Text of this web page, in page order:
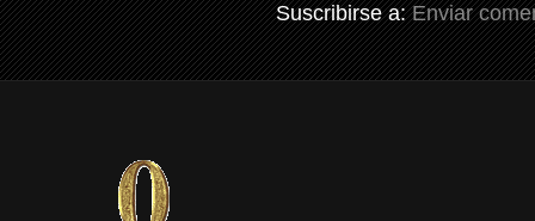
Suscribirse a:Enviar